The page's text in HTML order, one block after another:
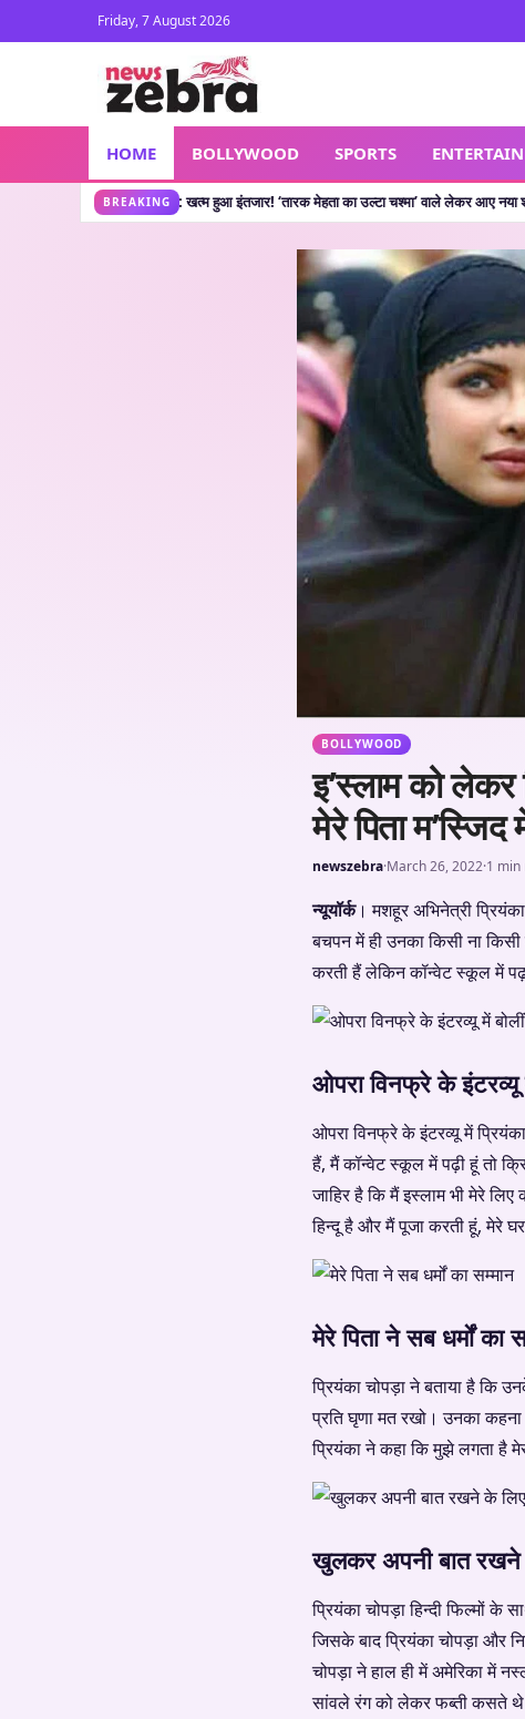
Friday, 7 August 2026
HOME BOLLYWOOD SPORTS
BREAKING
Show: खत्म हुआ इंतजार! ‘तारक मेहता का उल्टा चश्मा’ वाले लेकर आए नया शो, जानें कहां देख
BOLLYWOOD
इ’स्लाम को लेकर
मेरे पिता
newszebra·March 26, 2022·1 min
न्यूयॉर्क। मशहूर अभिनेत्री
बचपन में ही उनका किसी ना किसी
करती हैं लेकिन कॉन्वेट स्कूल में
ओपरा विनफ्रे के इंटरव्यू
ओपरा विनफ्रे के इंटरव्यू में
हैं, मैं कॉन्वेट स्कूल में पढ़ी हूं तो
जाहिर है कि मैं इस्लाम भी मेरे
हिन्दू है और मैं पूजा करती हूं, मेरे
मेरे पिता ने सब धर्मों का
प्रियंका चोपड़ा ने बताया है कि
प्रति घृणा मत रखो। उनका कहना
प्रियंका ने कहा कि मुझे लगता है
खुलकर अपनी बात रखने
प्रियंका चोपड़ा हिन्दी फिल्मों
जिसके बाद प्रियंका चोपड़ा और
चोपड़ा ने हाल ही में अमेरिका में
सांवले रंग को लेकर फब्ती कसते